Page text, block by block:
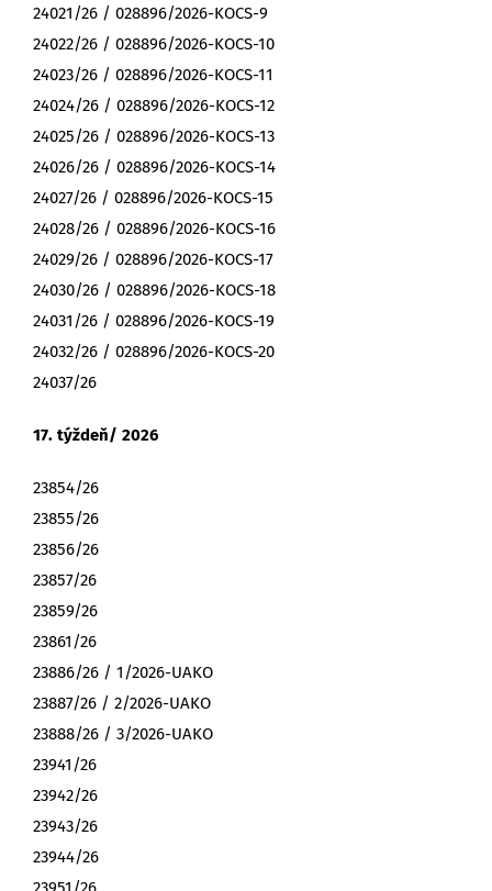
24021/26 / 028896/2026-KOCS-9
24022/26 / 028896/2026-KOCS-10
24023/26 / 028896/2026-KOCS-11
24024/26 / 028896/2026-KOCS-12
24025/26 / 028896/2026-KOCS-13
24026/26 / 028896/2026-KOCS-14
24027/26 / 028896/2026-KOCS-15
24028/26 / 028896/2026-KOCS-16
24029/26 / 028896/2026-KOCS-17
24030/26 / 028896/2026-KOCS-18
24031/26 / 028896/2026-KOCS-19
24032/26 / 028896/2026-KOCS-20
24037/26
17. týždeň/ 2026
23854/26
23855/26
23856/26
23857/26
23859/26
23861/26
23886/26 / 1/2026-UAKO
23887/26 / 2/2026-UAKO
23888/26 / 3/2026-UAKO
23941/26
23942/26
23943/26
23944/26